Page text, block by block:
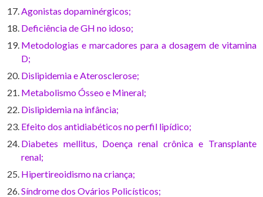
Agonistas dopaminérgicos;
Deficiência de GH no idoso;
Metodologias e marcadores para a dosagem de vitamina
D;
Dislipidemia e Aterosclerose;
Metabolismo Ósseo e Mineral;
Dislipidemia na infância;
Efeito dos antidiabéticos no perfil lipídico;
Diabetes mellitus, Doença renal crônica e Transplante
renal;
Hipertireoidismo na criança;
Síndrome dos Ovários Policísticos;